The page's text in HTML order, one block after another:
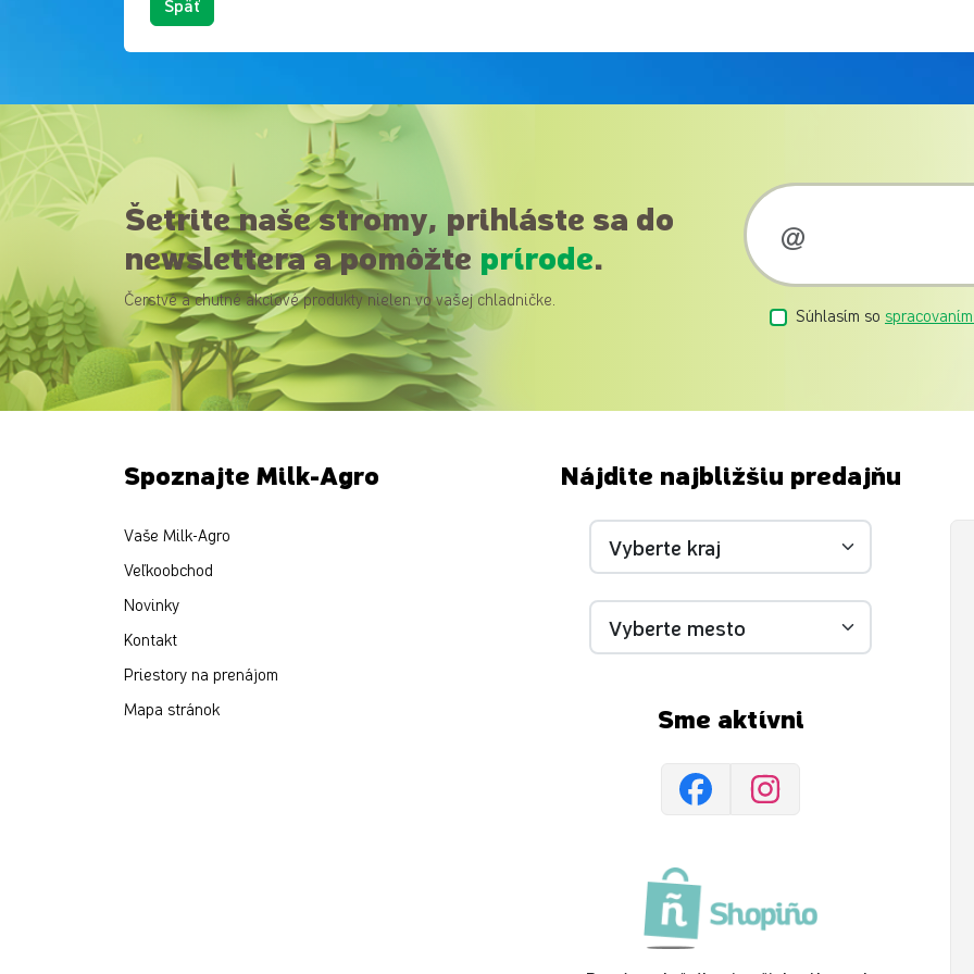
Späť
Šetrite naše stromy, prihláste sa do
newslettera a pomôžte prírode.
Čerstvé a chutné akciové produkty nielen vo vašej chladničke.
Súhlasím so
Spoznajte Milk-Agro
Vaše Milk-Agro
Veľkoobchod
Novinky
Kontakt
Priestory na prenájom
Mapa stránok
Nájdite najbližšiu predajňu
Sme aktívni